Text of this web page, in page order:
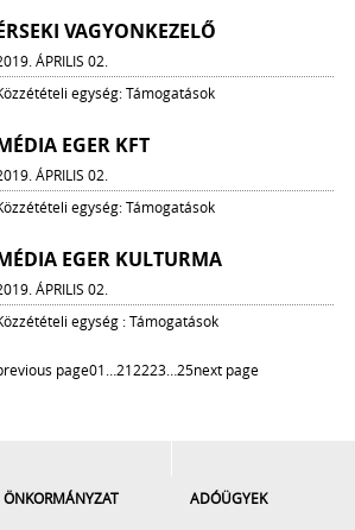
VAGYONKEZELŐ
ÁPRILIS 02.
egység: Támogatások
EGER KFT
ÁPRILIS 02.
egység: Támogatások
EGER KULTURMA
ÁPRILIS 02.
egység : Támogatások
page01 212223 25next page
ÖNKORMÁNYZAT ADÓÜGYEK